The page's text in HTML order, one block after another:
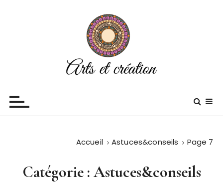
Accueil Astuces&conseils Page 7
Catégorie :Astuces&conseils